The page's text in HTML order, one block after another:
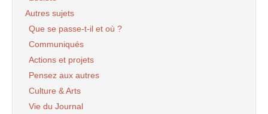
Autres sujets
Que se passe-t-il et où ?
Communiqués
Actions et projets
Pensez aux autres
Culture & Arts
Vie du Journal